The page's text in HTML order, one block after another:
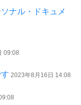
ナル・ドキュメ
09:08
2023年8月16日 14:08